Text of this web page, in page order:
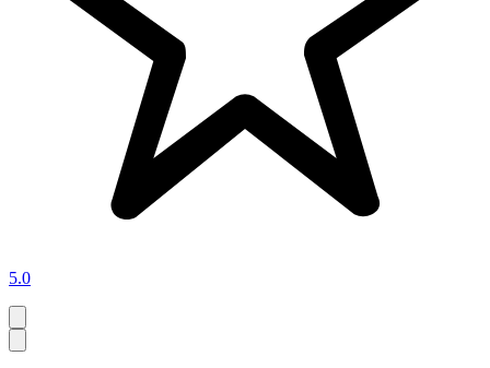
5.0